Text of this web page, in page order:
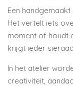
Een
Het vertelt iets
moment of houdt
krijgt ieder
In het atelier
creativiteit,